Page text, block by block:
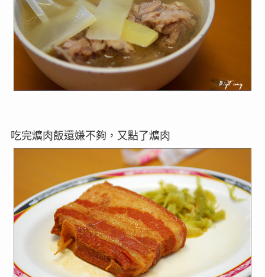
吃完爌肉飯還嫌不夠，又點了爌肉